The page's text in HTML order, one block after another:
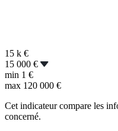
15 k €
15 000 €
min 1 €
max 120 000 €
Cet indicateur compare les
concerné.